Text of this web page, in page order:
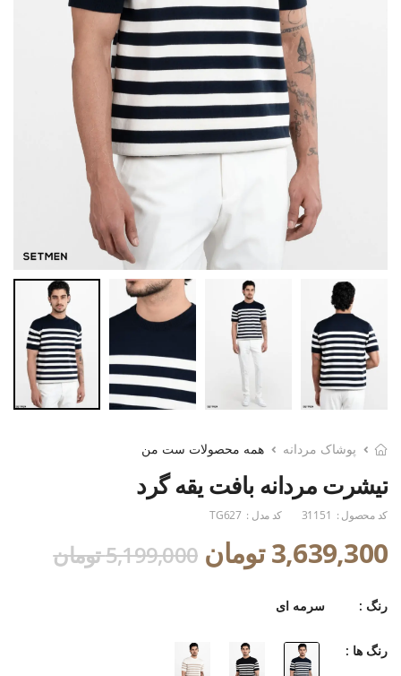
پوشاک مردانه همه محصولات ست من
تیشرت مردانه بافت یقه گرد
کد محصول : 31151 کد مدل : TG627
3,639,300 تومان 5,199,000 تومان
رنگ : سرمه ای
رنگ ها :